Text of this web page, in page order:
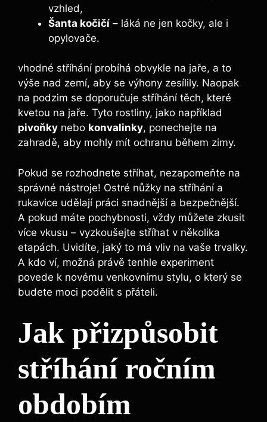
vzhled,
Šanta kočičí – láká ne jen kočky, ale i
opylovače.
vhodné stříhání probíhá obvykle na jaře, a to
výše nad zemí, aby se výhony zesílily. Naopak
na podzim se doporučuje stříhání těch, které
kvetou na jaře. Tyto rostliny, jako například
pivoňky nebo konvalinky, ponechejte na
zahradě, aby mohly mít ochranu během zimy.
Pokud se rozhodnete stříhat, nezapomeňte na
správné nástroje! Ostré nůžky na stříhání a
rukavice udělají práci snadnější a bezpečnější.
A pokud máte pochybnosti, vždy můžete zkusit
více vkusu – vyzkoušejte stříhat v několika
etapách. Uvidíte, jaký to má vliv na vaše trvalky.
A kdo ví, možná právě tenhle experiment
povede k novému venkovnímu stylu, o který se
budete moci podělit s přáteli.
Jak přizpůsobit
stříhání ročním
obdobím